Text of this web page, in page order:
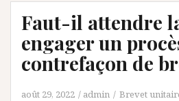
Faut-il attendre
engager un
contrefaçon de
août 29, 2022 admin Brevet